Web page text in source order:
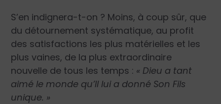
S’en indignera-t-on ? Moins, à coup sûr, que
du détournement systématique, au profit
des satisfactions les plus matérielles et les
plus vaines, de la plus extraordinaire
nouvelle de tous les temps : « Dieu a tant
aimé le monde qu’Il lui a donné Son Fils
unique. »